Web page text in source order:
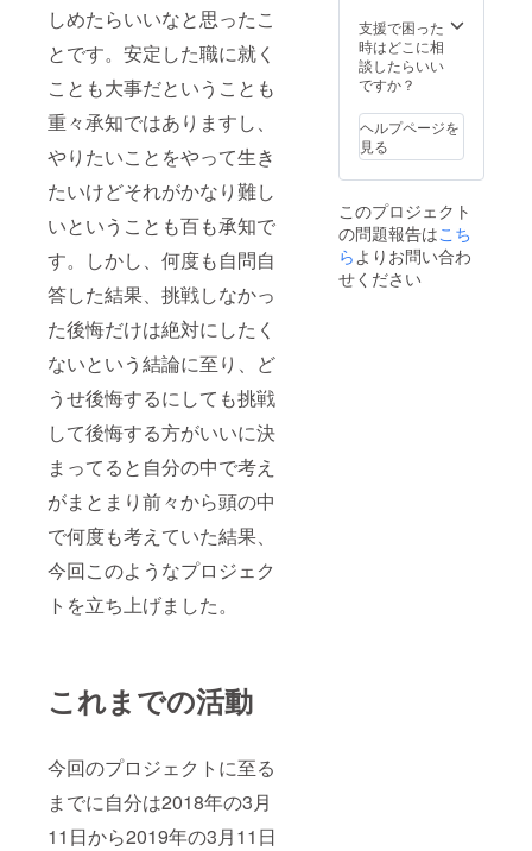
しめたらいいなと思ったこ
とです。安定した職に就く
ことも大事だということも
重々承知ではありますし、
やりたいことをやって生き
たいけどそれがかなり難し
いということも百も承知で
す。しかし、何度も自問自
答した結果、挑戦しなかっ
た後悔だけは絶対にしたく
ないという結論に至り、ど
うせ後悔するにしても挑戦
して後悔する方がいいに決
まってると自分の中で考え
がまとまり前々から頭の中
で何度も考えていた結果、
今回このようなプロジェク
トを立ち上げました。
これまでの活動
今回のプロジェクトに至る
までに自分は2018年の3月
11日から2019年の3月11日
支援で困った
時はどこに相
談したらいい
ですか？
ヘルプページを
見る
このプロジェクト
の問題報告はこち
ら よりお問い合わ
せください